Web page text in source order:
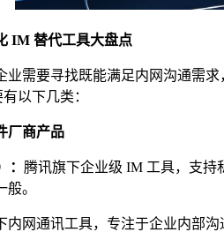
IM 替代工具大盘点
业需要寻找既能满足内网沟通需
以下几类：
厂商产品
： 腾讯旗下企业级 IM 工具，支
般。
内网通讯工具，专注于企业内部